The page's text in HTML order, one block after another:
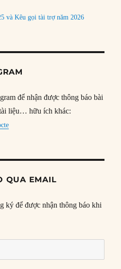
và Kêu gọi tài trợ năm 2026
để nhận được thông báo bài
liệu… hữu ích khác:
QUA EMAIL
ký để được nhận thông báo khi